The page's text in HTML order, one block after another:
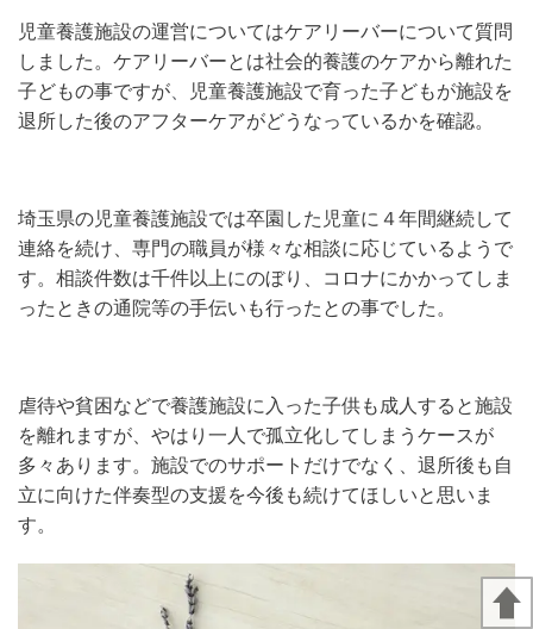
児童養護施設の運営についてはケアリーバーについて質問
しました。ケアリーバーとは社会的養護のケアから離れた
子どもの事ですが
児童養護施設で育った子どもが施設を
退所した後のアフターケアがどうなっているかを確認。
埼玉県の児童養護施設では卒園した児童に４年間継続して
連絡を続け、専門の職員が様々な相談に応じているようで
す。相談件数は千件以上にのぼり、コロナにかかってしま
ったときの通院等の手伝いも行ったとの事でした。
虐待や貧困などで養護施設に入った子供も成人すると施設
を離れますが、やはり一人で孤立化してしまうケースが
多々あります。施設でのサポートだけでなく、退所後も自
立に向けた伴奏型の支援を今後も続けてほしいと思いま
す。